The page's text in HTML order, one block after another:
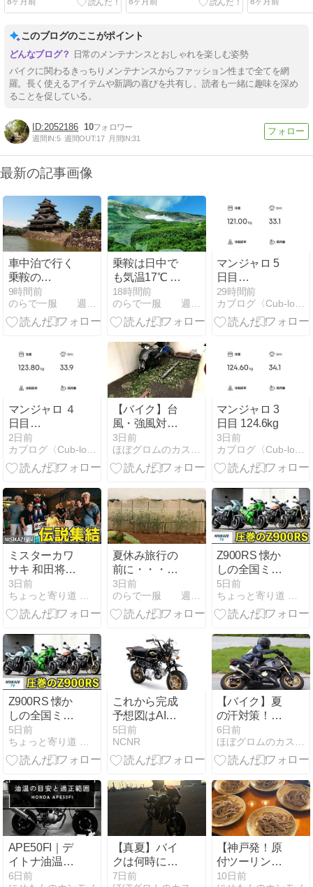
ーグローブ
このブログのここがポイント
日常のメンテナンスとおしゃれを楽しむ姿勢
バイクに関わるきっちりメンテナンスからファッション性まで全てを網
羅。長く使えるアイテムや新調の喜びを共有し、読者も一緒に趣味を深め
ることを促している。
2052186 10
週間IN:5 週間OUT:17 月間IN:31
最新の記事画像
車中泊で行く
乗鞍の
旅・・・その
①
9時間前
のらで一服 週末百姓物語と鉄の庵生活
乗鞍は日中で
も気温17℃ そ
んな旅の途中
です
18時間前
のらで一服 週末百姓物語と鉄の庵生活
マンジャロ 5
日目
121kg（-6kg）
29時間前
カブログ〈Cub-log〉
マンジャロ ４
日目
123.8kg（-3.2kg）
2日前
カブログ〈Cub-log〉
【バイク】台
風・強風対
策！風速何
m/sが走行の
限界？駐輪の
3日前
ほぼグロムのカスタム日記
マンジャロ 3
日目 124.6kg
3日前
カブログ〈Cub-log〉
ミスターカワ
サキ 和田将宏
さん
3日前
ちょっと寄り道 日記
夏休み旅行の
前に・・・ハ
ニーバンタム
のタヌキ対策
です
3日前
のらで一服 週末百姓物語と鉄の庵生活
Z900RS 懐か
しの全国ミー
ティング
5日前
ちょっと寄り道 日記
Z900RS 懐か
しの全国ミー
ティング
5日前
ちょっと寄り道 日記
これから完成
予想図はAIに
まかせる
5日前
NCNR
【バイク】夏
の汗対策！汗
冷え・あせ
も・ヘルメッ
トの汗だれ対
6日前
ほぼグロムのカスタム日記
APE50FI｜デ
イトナ油温計
を装着｜80cc
6日前
【真夏】バイ
クは何時に走
るのが正解？
7日前
【神戸発！原
付ツーリン
グ】神戸から
10日前